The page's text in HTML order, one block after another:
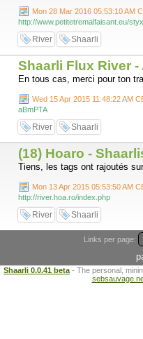
Mon 28 Mar 2016 05:53:10 AM
http://www.petitetremalfaisant.eu/
River Shaarli
Shaarli Flux River
En tous cas, merci pour ton
Wed 15 Apr 2015 11:48:22 AM
aBmPTA
River Shaarli
(18) Hoaro -
Tiens, les tags ont rajoutés
Mon 13 Apr 2015 05:53:50 AM
http://river.hoa.ro/index.php
River Shaarli
Links per page:
Shaarli 0.0.41 beta - The personal,